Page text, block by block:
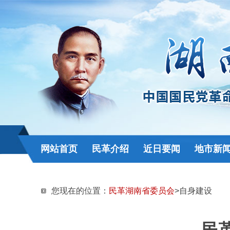
网站首页 民革介绍 近日要闻 地市新
您现在的位置： 民革湖南省委员会>自身建设